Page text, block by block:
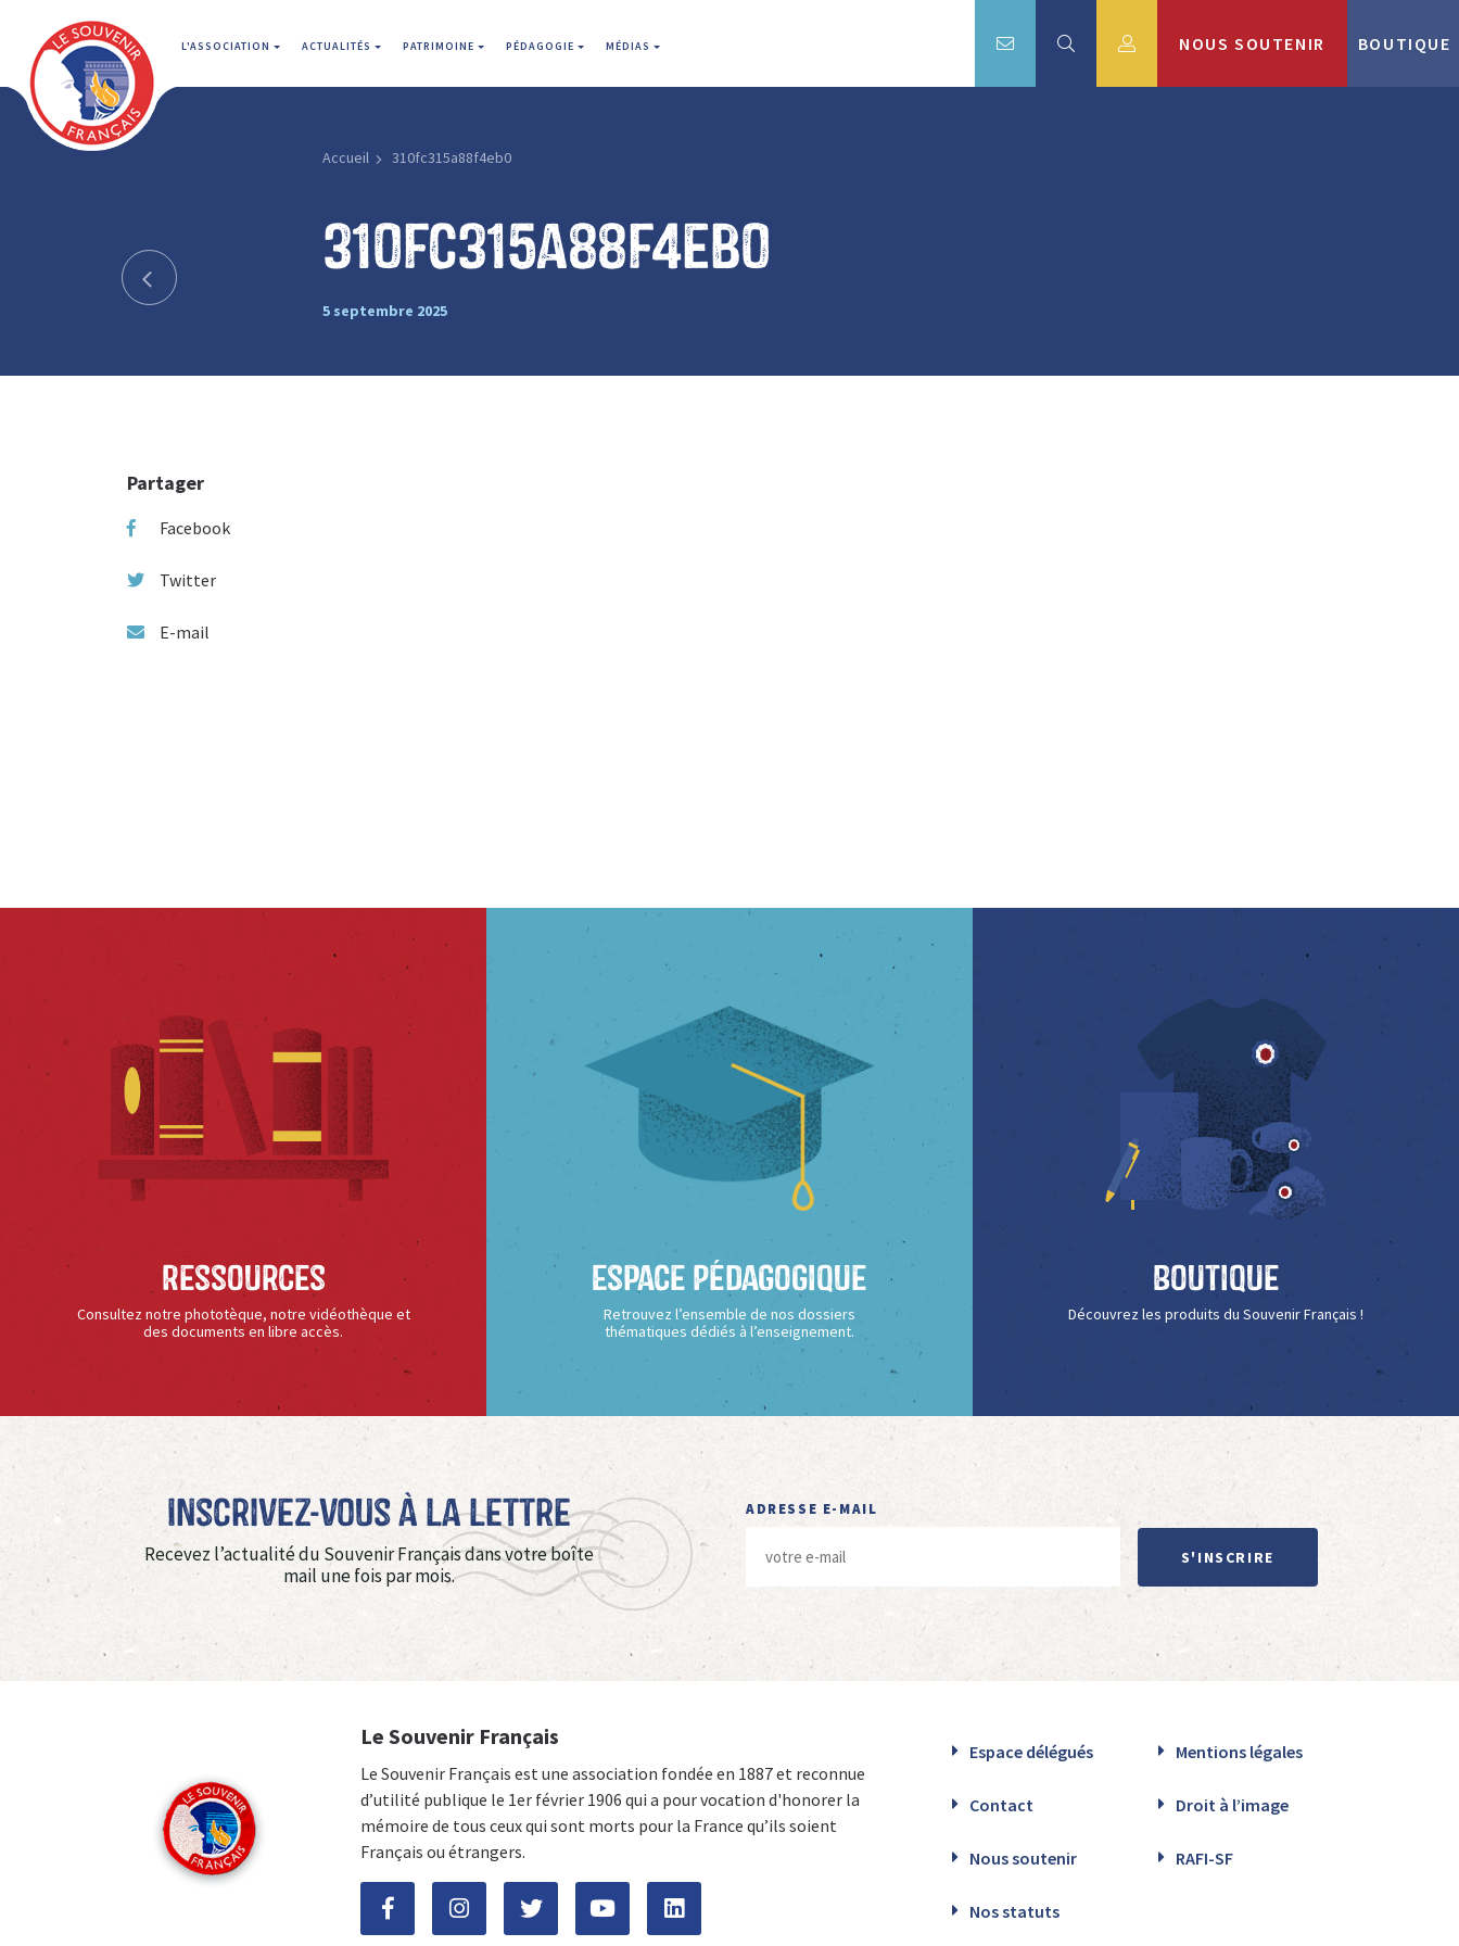
L'ASSOCIATION ACTUALITÉS PATRIMOINE PÉDAGOGIE MÉDIAS NOUS SOUTENIR BOUTIQUE
Accueil 310fc315a88f4eb0
310fc315a88f4eb0
5 septembre 2025
Partager
Facebook
Twitter
E-mail
Ressources
Consultez notre phototèque, notre vidéothèque et
des documents en libre accès.
Espace Pédagogique
Retrouvez l’ensemble de nos dossiers
thématiques dédiés à l’enseignement.
Boutique
Découvrez les produits du Souvenir Français !
Inscrivez-vous à La Lettre
Recevez l’actualité du Souvenir Français dans votre boîte
mail une fois par mois.
ADRESSE E-MAIL
S'INSCRIRE
Le Souvenir Français
Le Souvenir Français est une association fondée en 1887 et reconnue
d’utilité publique le 1er février 1906 qui a pour vocation d'honorer la
mémoire de tous ceux qui sont morts pour la France qu’ils soient
Français ou étrangers.
Espace délégués Mentions légales
Contact Droit à l’image
Nous soutenir RAFI-SF
Nos statuts